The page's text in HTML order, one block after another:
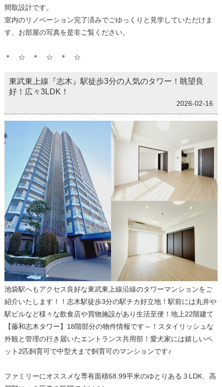
間取設計です。
室内のリノベーション完了済みでごゆっくりと見学していただけま
す、お部屋の写真を是非ご覧ください。
＊ ☆ ＊ ☆ ＊ ☆
東武東上線『志木』駅徒歩3分の人気のタワー！眺望良
好！広々3LDK！
2026-02-16
池袋駅へもアクセス良好な東武東上線沿線のタワーマンションをご
紹介いたします！！志木駅徒歩3分の駅チカ好立地！駅前には丸井や
駅ビルなど様々な飲食店や買物施設があり生活至便！地上22階建て
【藤和志木タワー】18階部分の物件情報です～！スタイリッシュな
外観と管理の行き届いたエントランス共用部！愛犬家には嬉しいペ
ット2匹飼育可で中型犬まで飼育可のマンションです♪
ファミリーにオススメな専有面積68.99平米のゆとりある３LDK、高